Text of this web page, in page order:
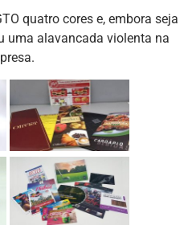
quatro cores e, embora seja
uma alavancada violenta na